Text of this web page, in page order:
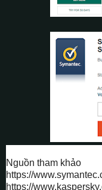
Nguồn tham khảo
https://
https://